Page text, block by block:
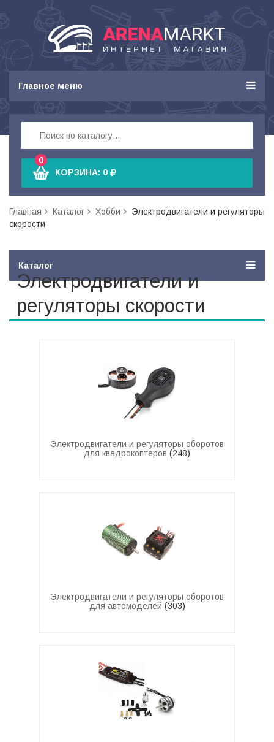
Главное меню
0
КОРЗИНА: 0
Главная Каталог Хобби
Электродвигатели и регуляторы
скорости
Каталог
Электродвигатели и
регуляторы скорости
Электродвигатели и регуляторы оборотов
для квадрокоптеров (248)
Электродвигатели и регуляторы оборотов
для автомоделей (303)